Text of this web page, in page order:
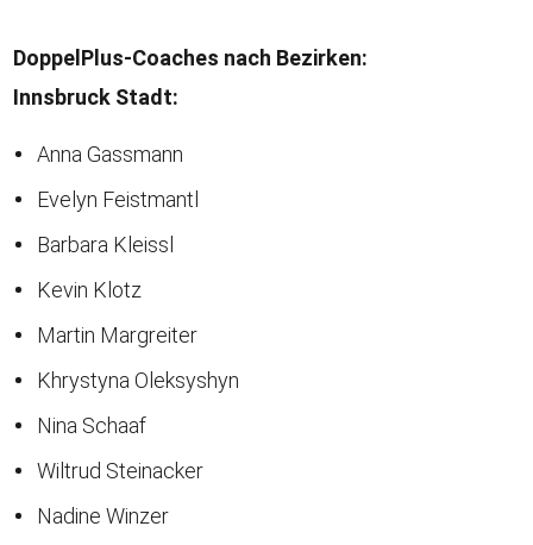
DoppelPlus-Coaches nach Bezirken:
Innsbruck Stadt:
Anna Gassmann
Evelyn Feistmantl
Barbara Kleissl
Kevin Klotz
Martin Margreiter
Khrystyna Oleksyshyn
Nina Schaaf
Wiltrud Steinacker
Nadine Winzer